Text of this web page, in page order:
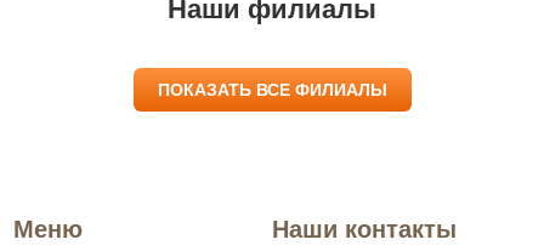
Наши филиалы
ПОКАЗАТЬ ВСЕ ФИЛИАЛЫ
Меню Наши контакты